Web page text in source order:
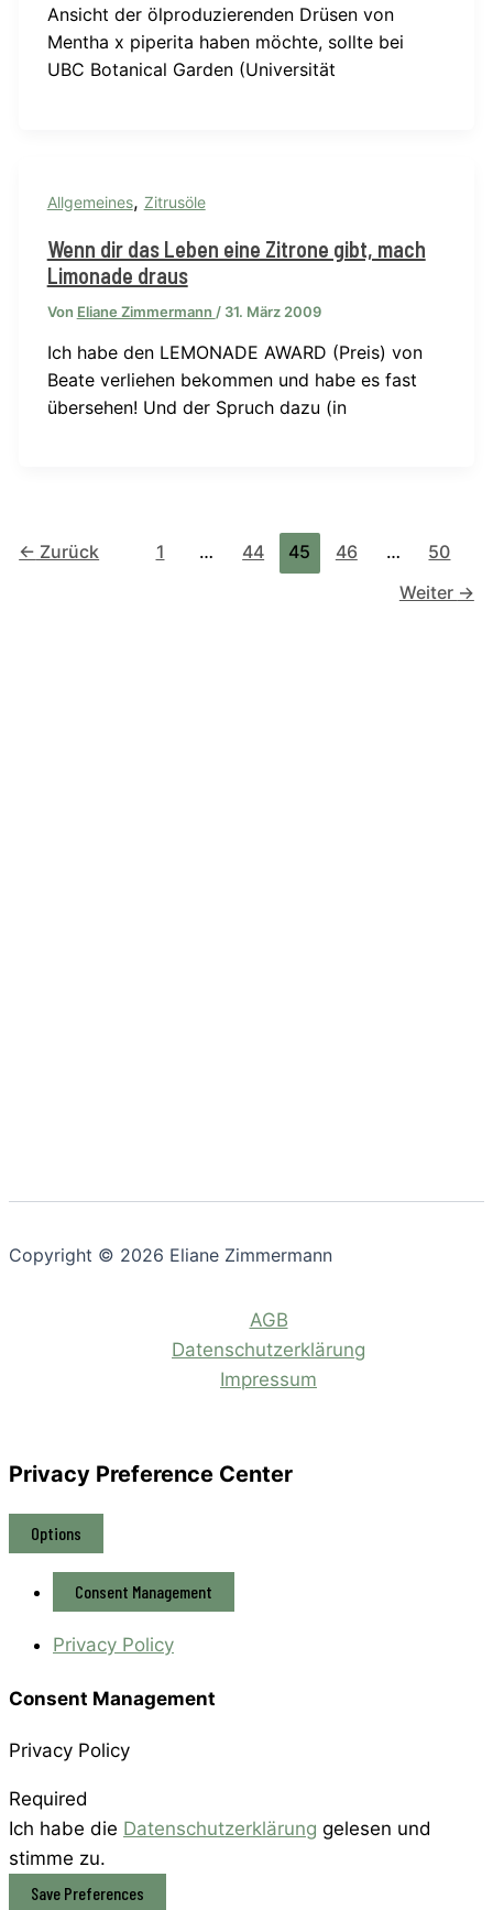
Ansicht der ölproduzierenden Drüsen von
Mentha x piperita haben möchte, sollte bei
UBC Botanical Garden (Universität
Allgemeines, Zitrusöle
Wenn dir das Leben eine Zitrone gibt, mach
Limonade draus
Von Eliane Zimmermann / 31. März 2009
Ich habe den LEMONADE AWARD (Preis) von
Beate verliehen bekommen und habe es fast
übersehen! Und der Spruch dazu (in
← Zurück 1 … 44 45 46 …
50
Weiter →
Copyright © 2026 Eliane Zimmermann
AGB
Datenschutzerklärung
Impressum
Privacy Preference Center
Options
Consent Management
Privacy Policy
Consent Management
Privacy Policy
Required
Ich habe die Datenschutzerklärung gelesen und
stimme zu.